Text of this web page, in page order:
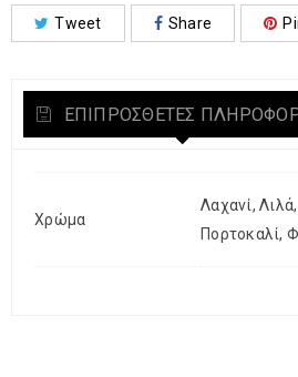
Tweet Share
ΕΠΙΠΡΌΣΘΕΤΕΣ
Χρώμα
Λαχανί,
Πορτοκαλί,